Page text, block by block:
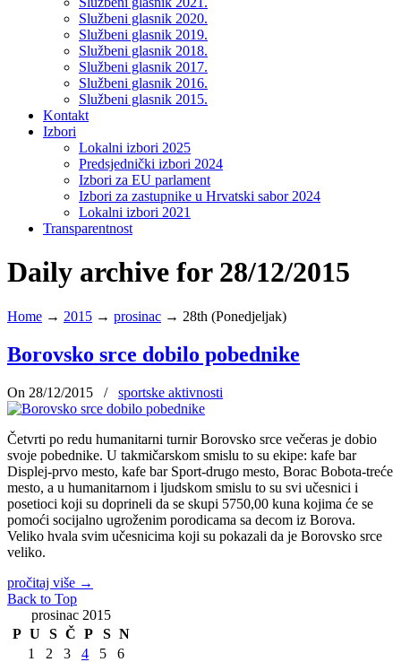
Službeni glasnik 2020.
Službeni glasnik 2019.
Službeni glasnik 2018.
Službeni glasnik 2017.
Službeni glasnik 2016.
Službeni glasnik 2015.
Kontakt
Izbori
Lokalni izbori 2025
Predsjednički izbori 2024
Izbori za EU parlament
Izbori za zastupnike u Hrvatski sabor 2024
Lokalni izbori 2021
Transparentnost
Daily archive for 28/12/2015
Home → 2015 → prosinac → 28th (Ponedjeljak)
Borovsko srce dobilo pobednike
On 28/12/2015 / sportske aktivnosti
Četvrti po redu humanitarni turnir Borovsko srce večeras je dobio
svoje pobednike. U takmičarskom smislu to su ekipe: kafe bar
Displej-prvo mesto, kafe bar Sport-drugo mesto, Borac Bobota-treće
mesto, a u humanitarnom i ljudskom smislu to su svi učesnici i
posetioci koji su doprineli da se skupi 5750,00 kuna kojima će se
pomoći socijalno ugroženim porodicama sa decom iz Borova.
Veliko hvala svim učesnicima koji su pokazali da je Borovsko srce
veliko.
pročitaj više →
Back to Top
prosinac 2015
P U S Č P S N
1
2 3 4 5
6